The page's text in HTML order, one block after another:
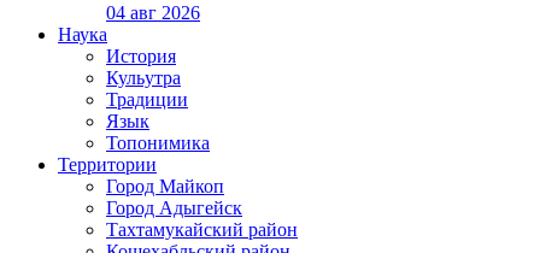
04 авг 2026
Наука
История
Кульутра
Традиции
Язык
Топонимика
Территории
Город Майкоп
Город Адыгейск
Тахтамукайский район